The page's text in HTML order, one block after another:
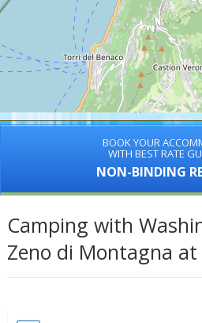
BOOK YOUR
WITH BEST RATE
NON-BINDING
Camping with
Zeno di Montagna at